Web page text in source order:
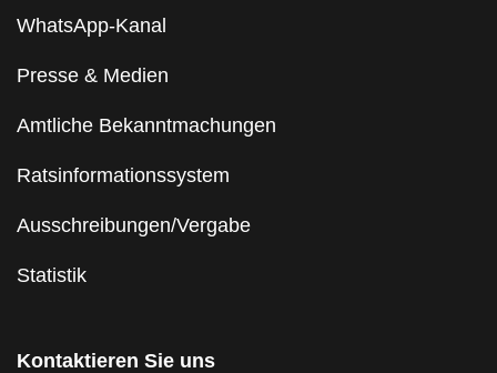
WhatsApp-Kanal
Presse & Medien
Amtliche Bekanntmachungen
Ratsinformationssystem
Ausschreibungen/Vergabe
Statistik
Kontaktieren Sie uns